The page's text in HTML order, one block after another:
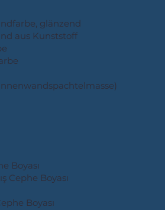
Boyası
Cephe Boyası
Boyası
glänzend
aus Kunststoff